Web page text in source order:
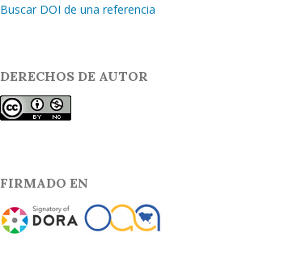
Buscar DOI de una referencia
DERECHOS DE AUTOR
FIRMADO EN